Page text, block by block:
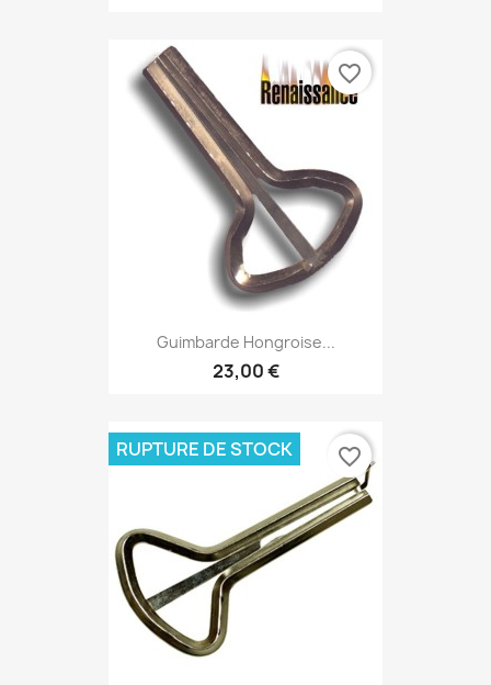
Guimbarde Hongroise...
23,00 €
favorite_border
RUPTURE DE STOCK favorite_border